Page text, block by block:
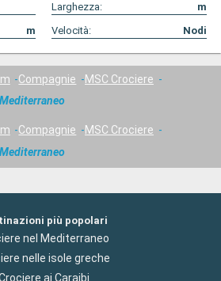
Larghezza:
m
m Velocità: Nodi
Compagnie
MSC Crociere
Compagnie
MSC Crociere
più popolari
nel Mediterraneo
nelle isole greche
ai Caraibi